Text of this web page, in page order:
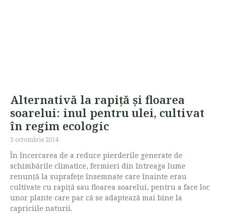
Alternativă la rapiță și floarea
soarelui: inul pentru ulei, cultivat
în regim ecologic
3 octombrie 2014
În încercarea de a reduce pierderile generate de
schimbările climatice, fermieri din întreaga lume
renunță la suprafețe însemnate care înainte erau
cultivate cu rapiță sau floarea soarelui, pentru a face loc
unor plante care par că se adaptează mai bine la
capriciile naturii.